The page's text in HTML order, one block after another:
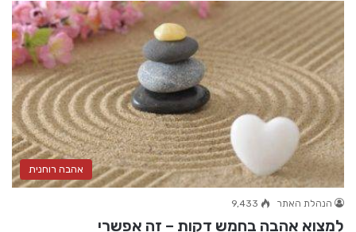
אהבה רוחנית
הנהלת האתר 9,433
למצוא אהבה בחמש דקות – זה אפשרי